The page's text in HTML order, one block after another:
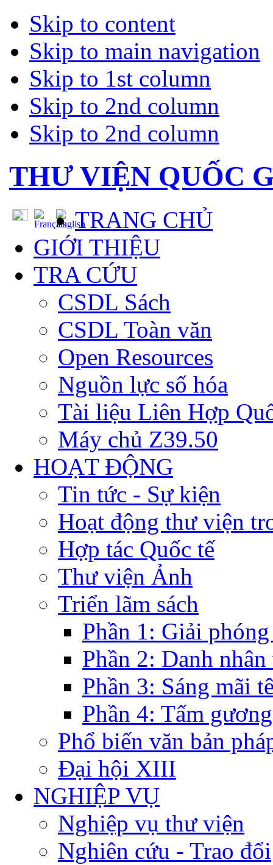
Skip to content
Skip to main navigation
Skip to 1st column
Skip to 2nd column
Skip to 2nd column
THƯ VIỆN QUỐC
TRANG CHỦ
GIỚI THIỆU
TRA CỨU
CSDL Sách
CSDL Toàn văn
Open Resources
Nguồn lực số hóa
Tài liệu Liên Hợp
Máy chủ Z39.50
HOẠT ĐỘNG
Tin tức - Sự kiện
Hoạt động thư viện
Hợp tác Quốc tế
Thư viện Ảnh
Triển lãm sách
Phần 1: Giải
Phần 2: Danh nhân
Phần 3: Sáng mãi
Phần 4: Tấm
Phổ biến văn bản
Đại hội XIII
NGHIỆP VỤ
Nghiệp vụ thư viện
Nghiên cứu - Trao đổi